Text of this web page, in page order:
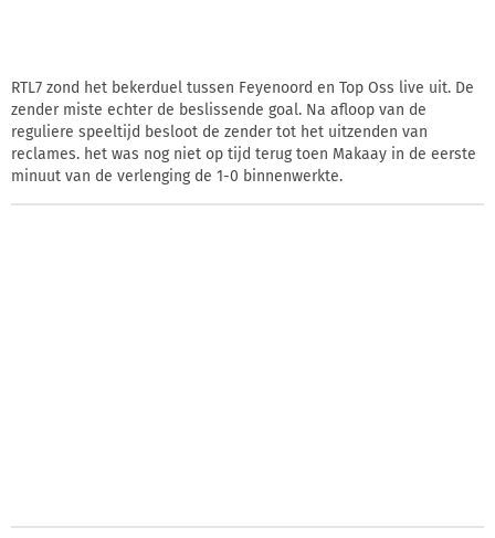
RTL7 zond het bekerduel tussen Feyenoord en Top Oss live uit. De
zender miste echter de beslissende goal. Na afloop van de
reguliere speeltijd besloot de zender tot het uitzenden van
reclames. het was nog niet op tijd terug toen Makaay in de eerste
minuut van de verlenging de 1-0 binnenwerkte.